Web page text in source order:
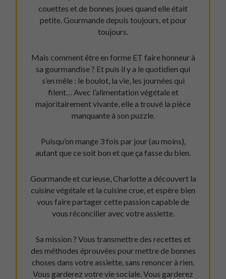
couettes et de bonnes joues quand elle était
petite. Gourmande depuis toujours, et pour
toujours.
Mais comment être en forme ET faire honneur à
sa gourmandise ? Et puis il y a le quotidien qui
s’en mêle : le boulot, la vie, les journées qui
filent… Avec l’alimentation végétale et
majoritairement vivante, elle a trouvé la pièce
manquante à son puzzle.
Puisqu’on mange 3 fois par jour (au moins),
autant que ce soit bon et que ça fasse du bien.
Gourmande et curieuse, Charlotte a découvert la
cuisine végétale et la cuisine crue, et espère bien
vous faire partager cette passion capable de
vous réconcilier avec votre assiette.
Sa mission ? Vous transmettre des recettes et
des méthodes éprouvées pour mettre de bonnes
choses dans votre assiette, sans renoncer à rien.
Vous garderez votre vie sociale. Vous garderez